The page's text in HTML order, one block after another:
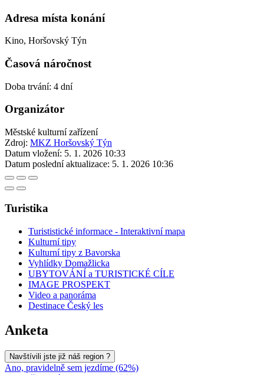
Adresa místa konání
Kino, Horšovský Týn
Časová náročnost
Doba trvání: 4 dní
Organizátor
Městské kulturní zařízení
Zdroj: MKZ Horšovský Týn
Datum vložení: 5. 1. 2026 10:33
Datum poslední aktualizace: 5. 1. 2026 10:36
Turistika
Turististické informace - Interaktivní mapa
Kulturní tipy
Kulturní tipy z Bavorska
Vyhlídky Domažlicka
UBYTOVÁNÍ a TURISTICKÉ CÍLE
IMAGE PROSPEKT
Video a panoráma
Destinace Český les
Anketa
Navštívili jste již náš region ?
Ano, pravidelně sem jezdíme (62%)